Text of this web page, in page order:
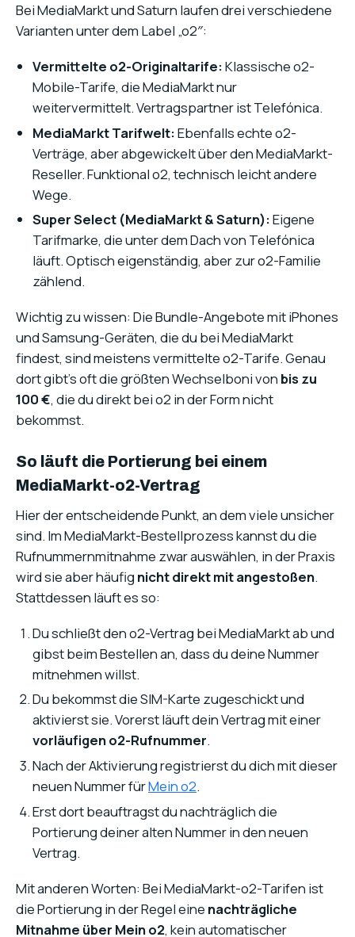
Bei MediaMarkt und Saturn laufen drei verschiedene
Varianten unter dem Label „o2″:
Vermittelte o2-Originaltarife:Klassische o2-
Mobile-Tarife, die MediaMarkt nur
weitervermittelt. Vertragspartner ist Telefónica.
MediaMarkt Tarifwelt:Ebenfalls echte o2-
Verträge, aber abgewickelt über den MediaMarkt-
Reseller. Funktional o2, technisch leicht andere
Wege.
Super Select (MediaMarkt & Saturn):Eigene
Tarifmarke, die unter dem Dach von Telefónica
läuft. Optisch eigenständig, aber zur o2-Familie
zählend.
Wichtig zu wissen: Die Bundle-Angebote mit iPhones
und Samsung-Geräten, die du bei MediaMarkt
findest, sind meistens vermittelte o2-Tarife. Genau
dort gibt’s oft die größten Wechselboni von bis zu
100 €, die du direkt bei o2 in der Form nicht
bekommst.
So läuft die Portierung bei einem
MediaMarkt-o2-Vertrag
Hier der entscheidende Punkt, an dem viele unsicher
sind. Im MediaMarkt-Bestellprozess kannst du die
Rufnummernmitnahme zwar auswählen, in der Praxis
wird sie aber häufignicht direkt mit angestoßen.
Stattdessen läuft es so:
Du schließt den o2-Vertrag bei MediaMarkt ab und
gibst beim Bestellen an, dass du deine Nummer
mitnehmen willst.
Du bekommst die SIM-Karte zugeschickt und
aktivierst sie. Vorerst läuft dein Vertrag mit einer
vorläufigen o2-Rufnummer.
Nach der Aktivierung registrierst du dich mit dieser
neuen Nummer fürMein o2.
Erst dort beauftragst du nachträglich die
Portierung deiner alten Nummer in den neuen
Vertrag.
Mit anderen Worten: Bei MediaMarkt-o2-Tarifen ist
die Portierung in der Regel eine nachträgliche
Mitnahme über Mein o2, kein automatischer